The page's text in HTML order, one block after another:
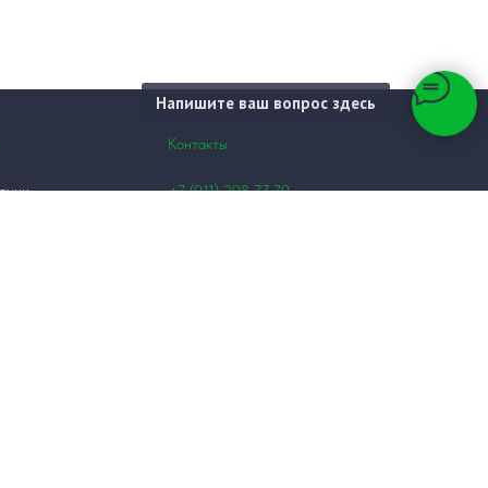
Напишите ваш вопрос здесь
Контакты
+7 (911)298 77 79